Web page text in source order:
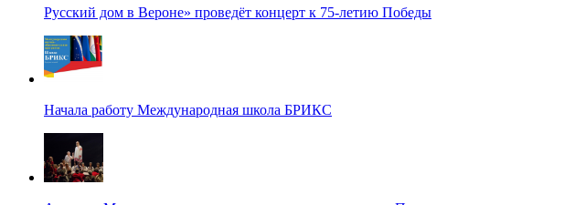
Русский дом в Вероне» проведёт концерт к 75-летию Победы
Начала работу Международная школа БРИКС